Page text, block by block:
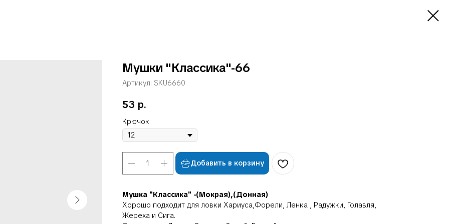
Мушки "Классика"-66
Артикул: SKU6660
53 р.
Крючок
Добавить в корзину
Мушка "Классика" -(Мокрая),(Донная)
Хорошо подходит для ловки Хариуса,Форели, Ленка , Радужки, Голавля,
Жереха и Сига.